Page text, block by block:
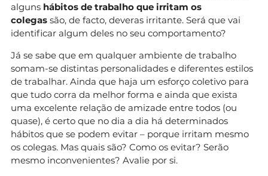
alguns hábitos de trabalho que irritam os
colegas são, de facto, deveras irritante. Será que vai
identificar algum deles no seu comportamento?
Já se sabe que em qualquer ambiente de trabalho
somam-se distintas personalidades e diferentes estilos
de trabalhar. Ainda que haja um esforço coletivo para
que tudo corra da melhor forma e ainda que exista
uma excelente relação de amizade entre todos (ou
quase), é certo que no dia a dia há determinados
hábitos que se podem evitar – porque irritam mesmo
os colegas. Mas quais são? Como os evitar? Serão
mesmo inconvenientes? Avalie por si.